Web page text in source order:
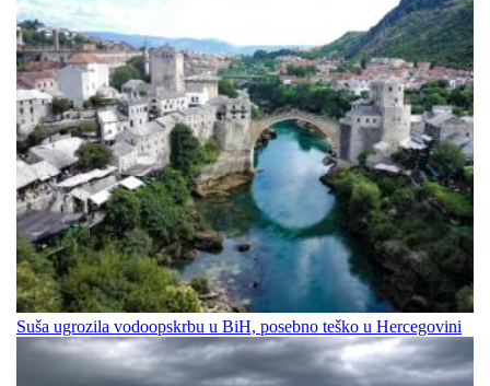
Suša ugrozila vodoopskrbu u BiH, posebno teško u Hercegovini